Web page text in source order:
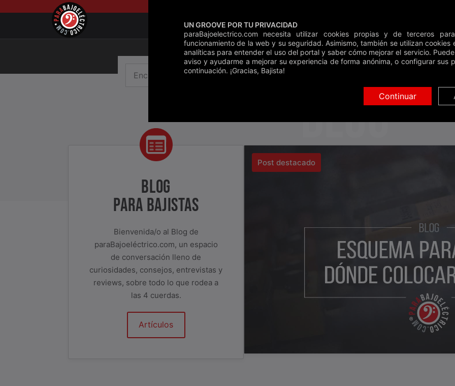
Inicio»Blog
BLOG
BLOG
PARA BAJISTAS
Bienvenida/o al Blog de
paraBajoeléctrico.com, un espacio
de conversación lleno de
curiosidades, consejos, entrevistas y
reviews, sobre todo lo que rodea a
las 4 cuerdas.
Artículos
Post destacado
UN GROOVE POR TU PRIVACIDAD
paraBajoelectrico.com necesita utilizar cookies propias y de terceros
funcionamiento de la web y su seguridad. Asimismo, también se utilizan cookies
analíticas para entender el uso del portal y saber cómo mejorar el servicio.
aviso y ayudarme a mejorar su experiencia de forma anónima, o configurar sus
continuación. ¡Gracias, Bajista!
Continuar